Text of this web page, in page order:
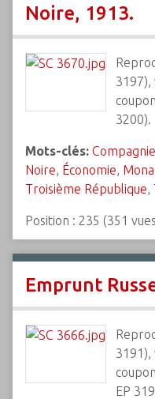
Noire, 1913.
3197),
3200).
Mots-clés:
Noire, Économie,
Troisième République,
Position : 235 (351
Emprunt
3191),
EP